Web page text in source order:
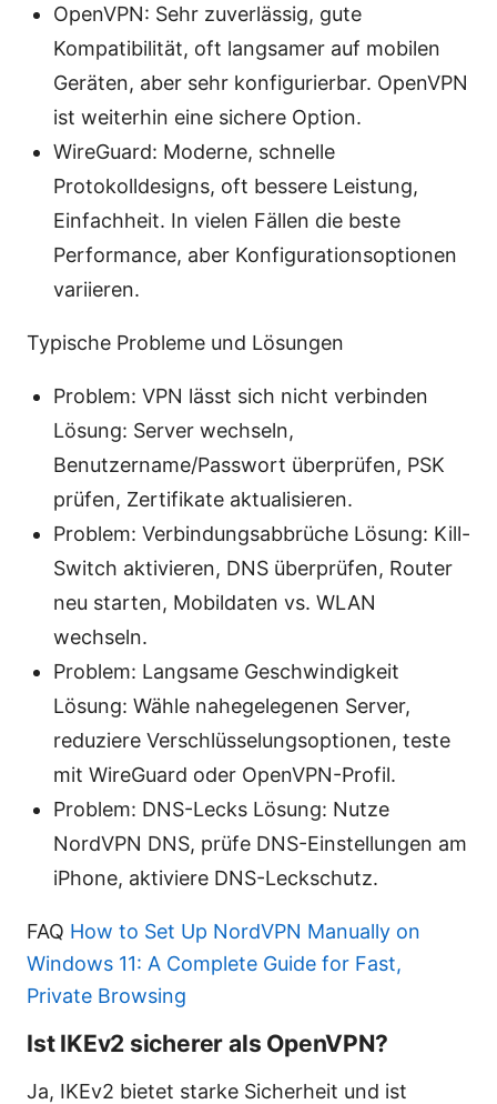
OpenVPN: Sehr zuverlässig, gute
Kompatibilität, oft langsamer auf mobilen
Geräten, aber sehr konfigurierbar. OpenVPN
ist weiterhin eine sichere Option.
WireGuard: Moderne, schnelle
Protokolldesigns, oft bessere Leistung,
Einfachheit. In vielen Fällen die beste
Performance, aber Konfigurationsoptionen
variieren.
Typische Probleme und Lösungen
Problem: VPN lässt sich nicht verbinden
Lösung: Server wechseln,
Benutzername/Passwort überprüfen, PSK
prüfen, Zertifikate aktualisieren.
Problem: Verbindungsabbrüche Lösung: Kill-
Switch aktivieren, DNS überprüfen, Router
neu starten, Mobildaten vs. WLAN
wechseln.
Problem: Langsame Geschwindigkeit
Lösung: Wähle nahegelegenen Server,
reduziere Verschlüsselungsoptionen, teste
mit WireGuard oder OpenVPN-Profil.
Problem: DNS-Lecks Lösung: Nutze
NordVPN DNS, prüfe DNS-Einstellungen am
iPhone, aktiviere DNS-Leckschutz.
FAQ How to Set Up NordVPN Manually on
Windows 11: A Complete Guide for Fast,
Private Browsing
Ist IKEv2 sicherer als OpenVPN?
Ja, IKEv2 bietet starke Sicherheit und ist